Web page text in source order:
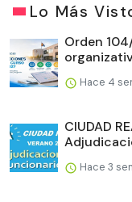
Lo Más
Orden
Hace 4
CIUDAD
Hace 3